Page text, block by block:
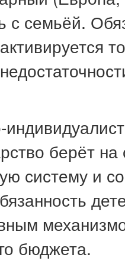
с семьёй.
берёт
систему и
бюджета.